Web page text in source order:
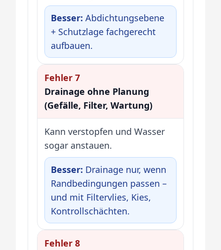
Besser: Abdichtungsebene
+ Schutzlage fachgerecht
aufbauen.
Fehler 7
Drainage ohne Planung
(Gefälle, Filter, Wartung)
Kann verstopfen und Wasser
sogar anstauen.
Besser: Drainage nur, wenn
Randbedingungen passen –
und mit Filtervlies, Kies,
Kontrollschächten.
Fehler 8